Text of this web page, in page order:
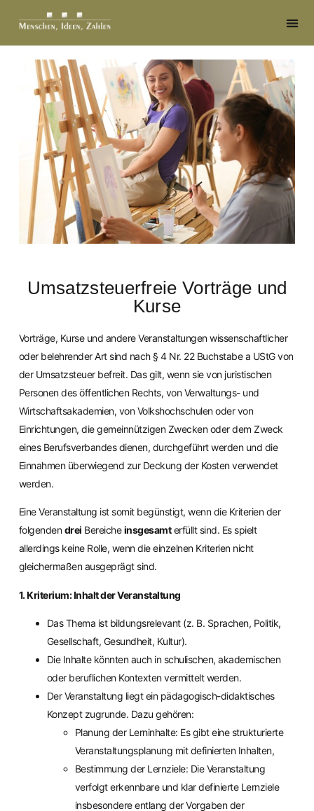
Umsatzsteuerfreie Vorträge und
Kurse
Vorträge, Kurse und andere Veranstaltungen wissenschaftlicher
oder belehrender Art sind nach § 4 Nr. 22 Buchstabe a UStG von
der Umsatzsteuer befreit. Das gilt, wenn sie von juristischen
Personen des öffentlichen Rechts, von Verwaltungs- und
Wirtschaftsakademien, von Volkshochschulen oder von
Einrichtungen, die gemeinnützigen Zwecken oder dem Zweck
eines Berufsverbandes dienen, durchgeführt werden und die
Einnahmen überwiegend zur Deckung der Kosten verwendet
werden.
Eine Veranstaltung ist somit begünstigt, wenn die Kriterien der
folgendendrei Bereicheinsgesamterfüllt sind. Es spielt
allerdings keine Rolle, wenn die einzelnen Kriterien nicht
gleichermaßen ausgeprägt sind.
1. Kriterium: Inhalt der Veranstaltung
Das Thema ist bildungsrelevant (z. B. Sprachen, Politik,
Gesellschaft, Gesundheit, Kultur).
Die Inhalte könnten auch in schulischen, akademischen
oder beruflichen Kontexten vermittelt werden.
Der Veranstaltung liegt ein pädagogisch-didaktisches
Konzept zugrunde. Dazu gehören:
Planung der Lerninhalte: Es gibt eine strukturierte
Veranstaltungsplanung mit definierten Inhalten,
Bestimmung der Lernziele: Die Veranstaltung
verfolgt erkennbare und klar definierte Lernziele
insbesondere entlang der Vorgaben der